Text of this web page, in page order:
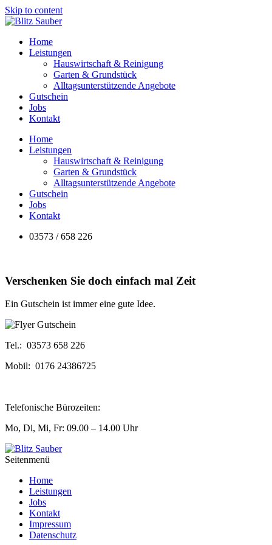
Skip to content
Home
Leistungen
Hauswirtschaft & Reinigung
Garten & Grundstück
Alltagsunterstützende Angebote
Gutschein
Jobs
Kontakt
Home
Leistungen
Hauswirtschaft & Reinigung
Garten & Grundstück
Alltagsunterstützende Angebote
Gutschein
Jobs
Kontakt
03573 / 658 226
Verschenken Sie doch einfach mal Zeit
Ein Gutschein ist immer eine gute Idee.
Tel.: 03573 658 226
Mobil: 0176 24386725
Telefonische Bürozeiten:
Mo, Di, Mi, Fr: 09.00 – 14.00 Uhr
Seitenmenü
Home
Leistungen
Jobs
Kontakt
Impressum
Datenschutz